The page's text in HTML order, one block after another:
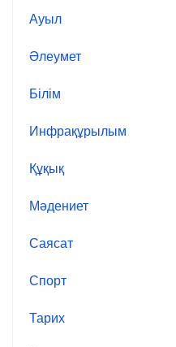
Ауыл
Әлеумет
Білім
Инфрақұрылым
Құқық
Мәдениет
Саясат
Спорт
Тарих